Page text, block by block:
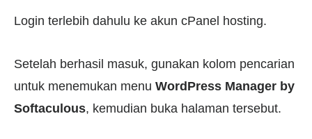
Login terlebih dahulu ke akun cPanel hosting.
Setelah berhasil masuk, gunakan kolom pencarian
untuk menemukan menu WordPress Manager by
Softaculous, kemudian buka halaman tersebut.